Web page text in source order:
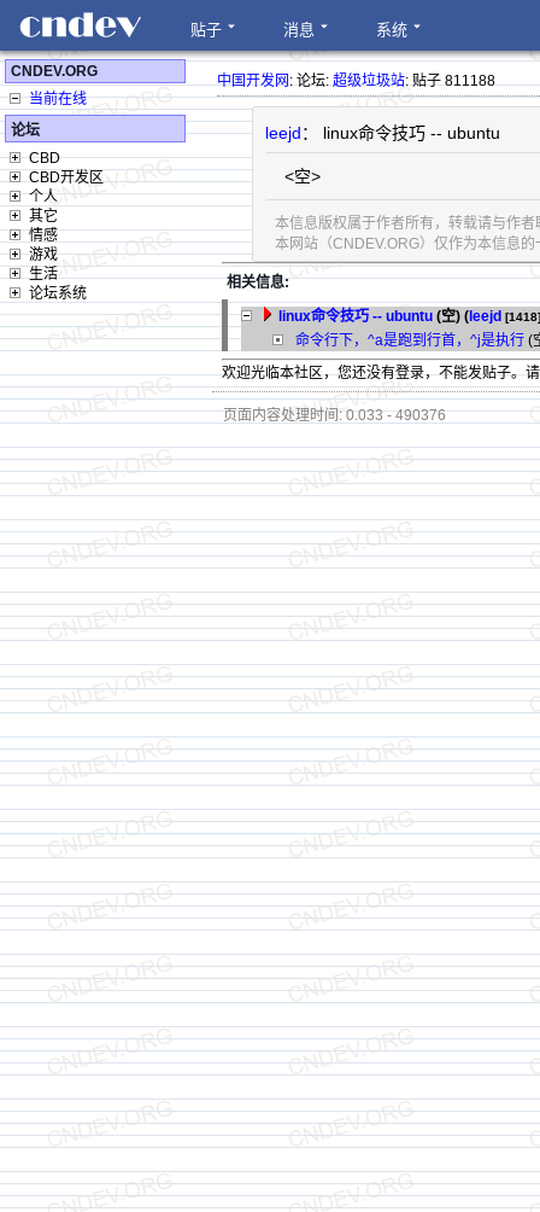
贴子 消息 系统
CNDEV.ORG
当前在线
论坛
CBD
CBD开发区
个人
其它
情感
游戏
生活
论坛系统
中国开发网: 论坛:超级垃圾站: 贴子 811188
leejd： linux命令技巧 -- ubuntu
<空>
本信息版权属于作者所有，转载请与作
本网站（CNDEV.ORG）仅作为本信息
相关信息:
linux命令技巧 -- ubuntu (空) ( leejd [1418]
命令行下，^a是跑到行首，^j是执行 (
欢迎光临本社区，您还没有登录，不能发贴子。
页面内容处理时间: 0.033 - 490376